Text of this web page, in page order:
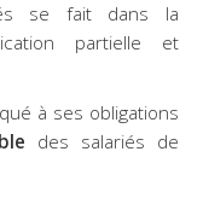
se fait dans la
partielle et
à ses obligations
des salariés de